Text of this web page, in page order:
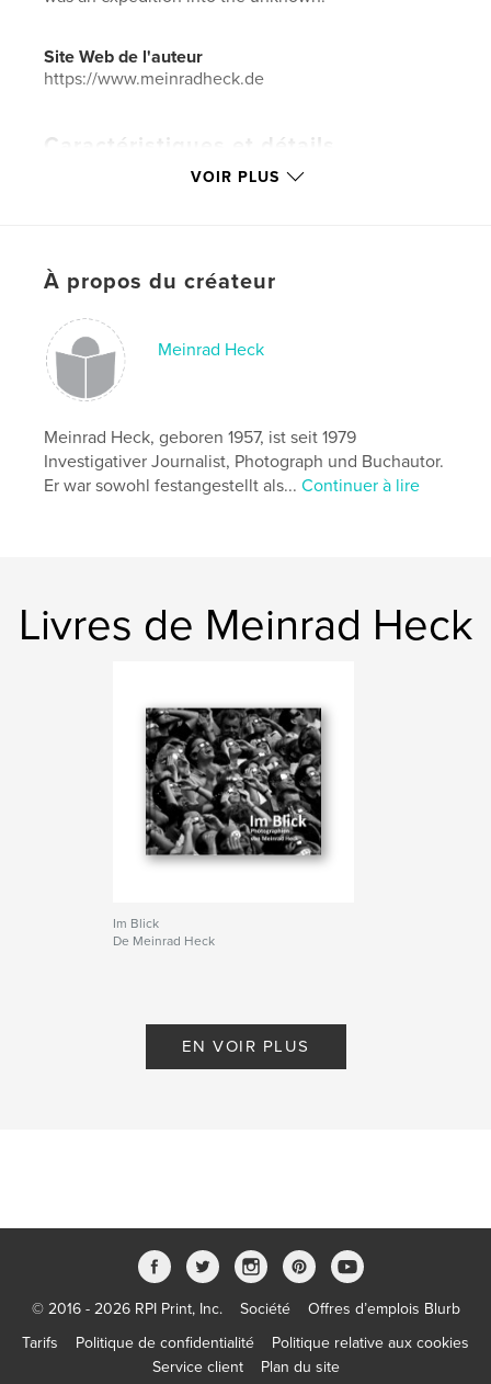
Site Web de l'auteur
https://www.meinradheck.de
Caractéristiques et détails
Catégorie principale: Afrique du Sud
# de pages:
ISBN
Couverture souple: 9798881366186
Date de publication:janv 28, 2024
Langue English
Southern Africa südliches Africa
VOIR PLUS
À propos du créateur
Meinrad Heck
Meinrad Heck, geboren 1957, ist seit 1979
Investigativer Journalist, Photograph und Buchautor.
Er war sowohl festangestellt als...Continuer à lire
Livres de Meinrad Heck
Im Blick
De Meinrad Heck
EN VOIR PLUS
© 2016 - 2026 RPI Print, Inc. Société
Offres d’emplois Blurb
Tarifs
Politique de confidentialité
Politique relative aux cookies
Service client
Plan du site